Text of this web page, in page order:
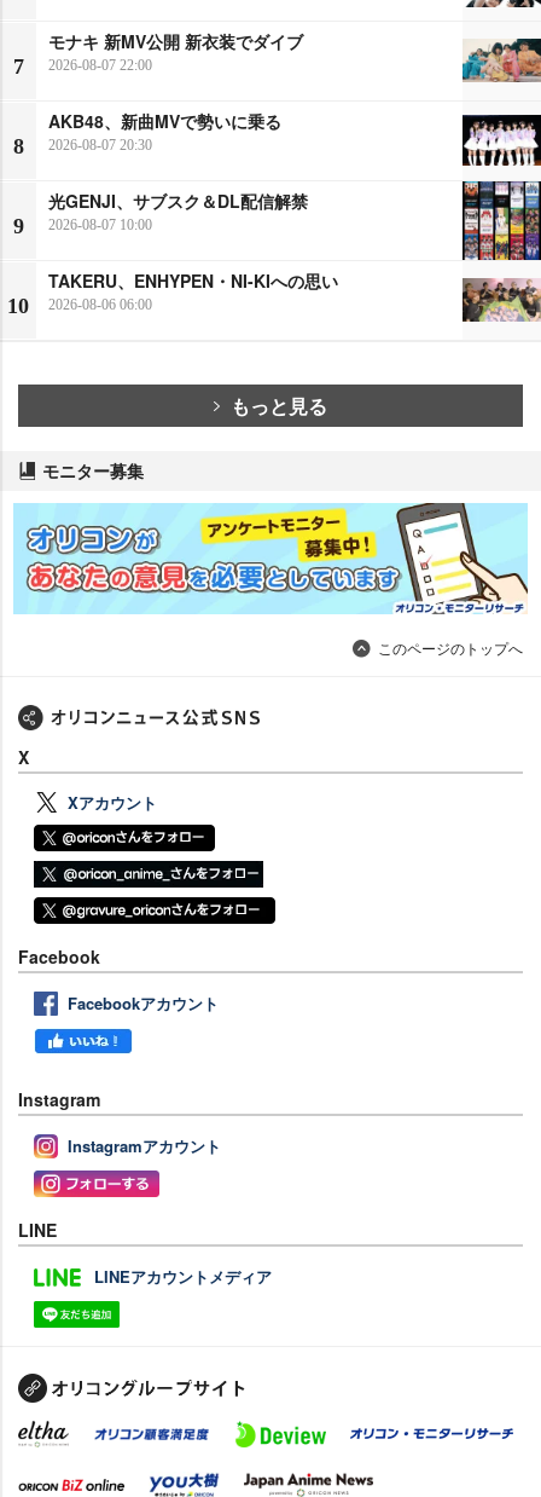
7
モナキ 新MV公開 新衣装でダイブ
2026-08-07 22:00
8
AKB48、新曲MVで勢いに乗る
2026-08-07 20:30
9
光GENJI、サブスク＆DL配信解禁
2026-08-07 10:00
10
TAKERU、ENHYPEN・NI-KIへの思い
2026-08-06 06:00
もっと見る
モニター募集
このページのトップへ
X
Xアカウント
Facebook
Facebookアカウント
Instagram
Instagramアカウント
LINE
LINEアカウントメディア